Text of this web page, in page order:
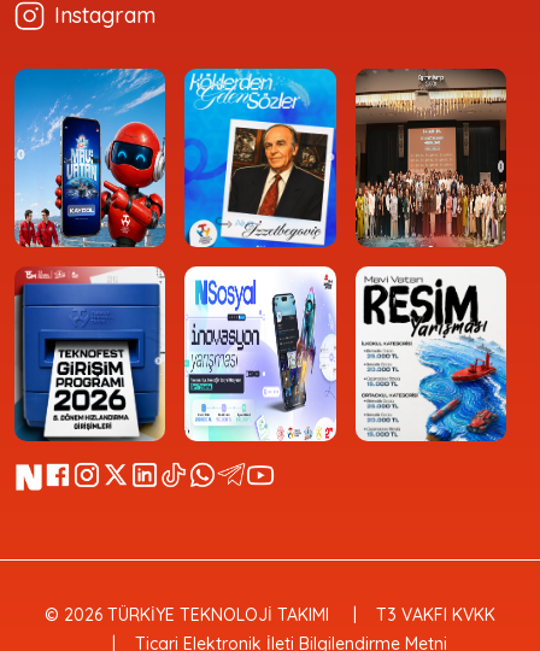
Instagram
© 2026 TÜRKİYE TEKNOLOJİ TAKIMI
T3 VAKFI KVKK
Ticari Elektronik İleti Bilgilendirme Metni